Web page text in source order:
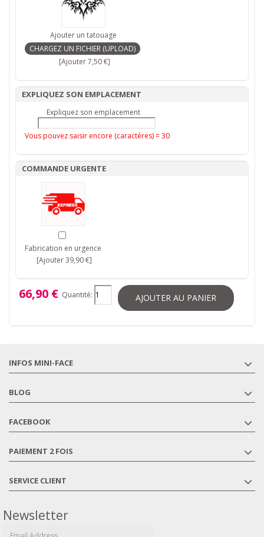
Ajouter un tatouage
[Ajouter 7,50 €]
EXPLIQUEZ SON EMPLACEMENT
Expliquez son emplacement
Vous pouvez saisir encore (caractéres) =30
COMMANDE URGENTE
Fabrication en urgence
[Ajouter 39,90 €]
66,90 € Quantité: AJOUTER AU PANIER
INFOS MINI-FACE
BLOG
FACEBOOK
PAIEMENT 2 FOIS
SERVICE CLIENT
Newsletter